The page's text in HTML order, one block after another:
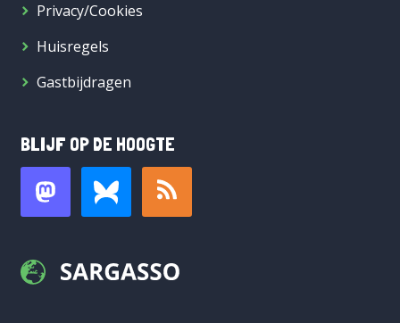
Privacy/Cookies
Huisregels
Gastbijdragen
BLIJF OP DE HOOGTE